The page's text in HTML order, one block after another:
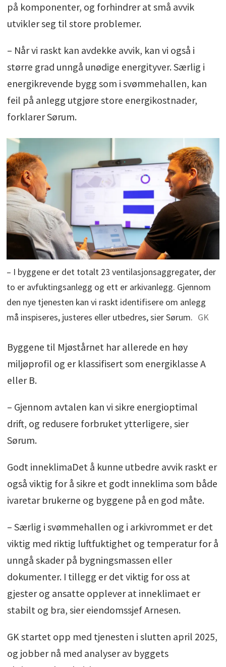
på komponenter, og forhindrer at små avvik
utvikler seg til store problemer.
– Når vi raskt kan avdekke avvik, kan vi også i
større grad unngå unødige energityver. Særlig i
energikrevende bygg som i svømmehallen, kan
feil på anlegg utgjøre store energikostnader,
forklarer Sørum.
– I byggene er det totalt 23 ventilasjonsaggregater, der
to er avfuktingsanlegg og ett er arkivanlegg. Gjennom
den nye tjenesten kan vi raskt identifisere om anlegg
må inspiseres, justeres eller utbedres, sier Sørum. GK
Byggene til Mjøstårnet har allerede en høy
miljøprofil og er klassifisert som energiklasse A
eller B.
– Gjennom avtalen kan vi sikre energioptimal
drift, og redusere forbruket ytterligere, sier
Sørum.
Godt inneklimaDet å kunne utbedre avvik raskt er
også viktig for å sikre et godt inneklima som både
ivaretar brukerne og byggene på en god måte.
– Særlig i svømmehallen og i arkivrommet er det
viktig med riktig luftfuktighet og temperatur for å
unngå skader på bygningsmassen eller
dokumenter. I tillegg er det viktig for oss at
gjester og ansatte opplever at inneklimaet er
stabilt og bra, sier eiendomssjef Arnesen.
GK startet opp med tjenesten i slutten april 2025,
og jobber nå med analyser av byggets